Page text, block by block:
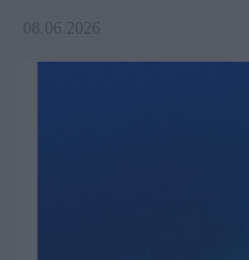
08.06.2026